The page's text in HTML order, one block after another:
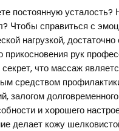
постоянную усталость?
Чтобы справиться с
нагрузкой, достаточно
прикосновения рук
что массаж
средством
залогом
и хорошего
делает кожу